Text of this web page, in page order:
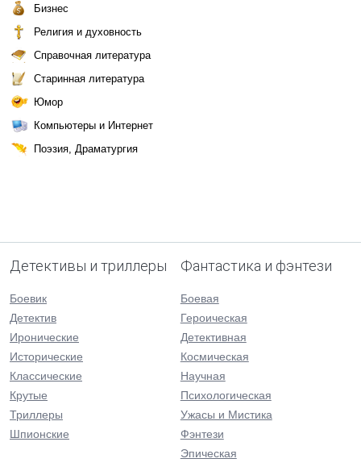
Бизнес
Религия и духовность
Справочная литература
Старинная литература
Юмор
Компьютеры и Интернет
Поэзия, Драматургия
Детективы и триллеры
Боевик
Детектив
Иронические
Исторические
Классические
Крутые
Триллеры
Шпионские
Фантастика и фэнтези
Боевая
Героическая
Детективная
Космическая
Научная
Психологическая
Ужасы и Мистика
Фэнтези
Эпическая